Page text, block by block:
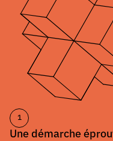
1
Une démarche